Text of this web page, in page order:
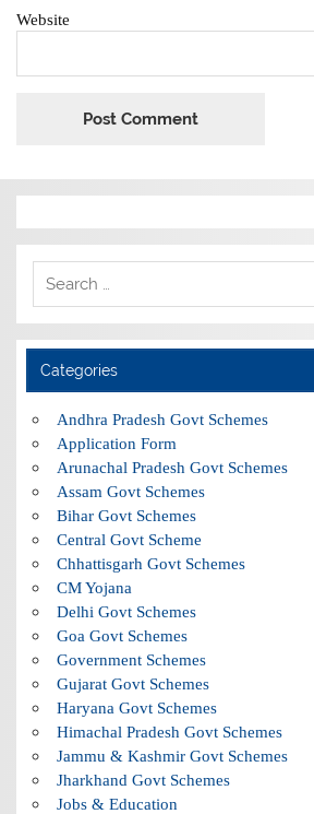
Website
Categories
Andhra Pradesh Govt Schemes
Application Form
Arunachal Pradesh Govt Schemes
Assam Govt Schemes
Bihar Govt Schemes
Central Govt Scheme
Chhattisgarh Govt Schemes
CM Yojana
Delhi Govt Schemes
Goa Govt Schemes
Government Schemes
Gujarat Govt Schemes
Haryana Govt Schemes
Himachal Pradesh Govt Schemes
Jammu & Kashmir Govt Schemes
Jharkhand Govt Schemes
Jobs & Education